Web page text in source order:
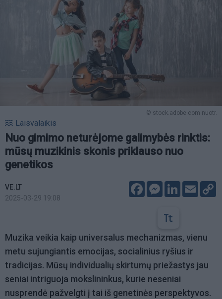
© stock.adobe.com nuotr.
Laisvalaikis
Nuo gimimo neturėjome galimybės rinktis:
mūsų muzikinis skonis priklauso nuo
genetikos
VE.LT
2025-03-29 19:08
FacebookMessenger
LinkedIn
Email
Muzika veikia kaip universalus mechanizmas, vienu
metu sujungiantis emocijas, socialinius ryšius ir
tradicijas. Mūsų individualių skirtumų priežastys jau
seniai intriguoja mokslininkus, kurie neseniai
nusprendė pažvelgti į tai iš genetinės perspektyvos.